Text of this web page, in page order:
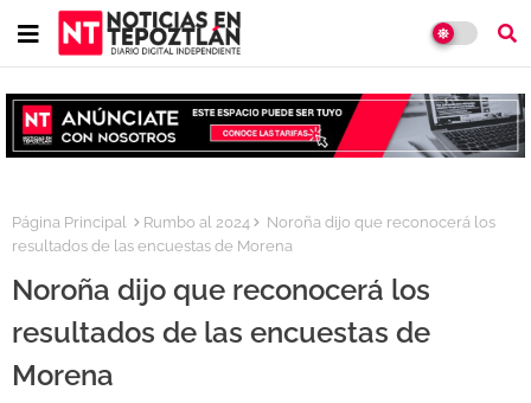
Página Principal Rumbo al 2024
Noroña dijo que reconocerá los
resultados de las encuestas de Morena
Noroña dijo que reconocerá los
resultados de las encuestas de
Morena